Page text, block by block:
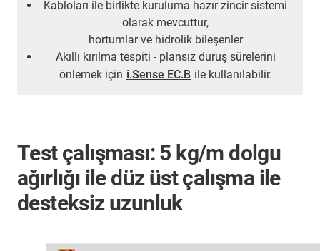
Kabloları ile birlikte kuruluma hazır zincir sistemi
olarak mevcuttur,
hortumlar ve hidrolik bileşenler
Akıllı kırılma tespiti - plansız duruş sürelerini
önlemek için i.Sense EC.B ile kullanılabilir.
Test çalışması: 5 kg/m dolgu
ağırlığı ile düz üst çalışma ile
desteksiz uzunluk